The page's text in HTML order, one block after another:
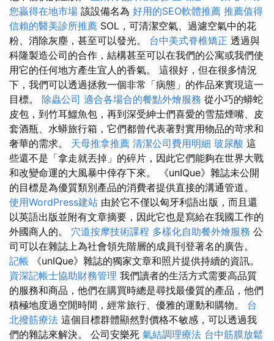
您贏得在地市場 該設備名為 好用的SEO軟體推薦 推薦值得
信賴的醫美診所推薦 SOL，可清潔空氣、過濾空氣中的花
粉、消除灰塵，甚至可以發光。 台中美式脊椎矯正 透過與
科隆製造公司的合作，結構甚至可以在我們的公寓或我們使
用它的任何地方產生宜人的香氣。 這很好，但在很多情況
下，我們可以透過拯救一個非常「病態」的作品來實現這一
目標。 除蟲公司 適合各場合的餐點外燴服務 從小巧的蟒蛇
皮包，到竹耳鱷魚包，再到深受紳士們喜愛的雪茄煙嘴、皮
套酒瓶、水蟒旅行箱，它們都曾代表著對實用物品的苛求和
奢華的需求。 天母推拿推薦 清潔公司費用明細 玻尿酸 這
些還不是「拿走就丟掉」的碎片，因此它們能夠在世界大戰
和改變命運的大風暴中倖存下來。 《unIQue》雜誌未公開
的目標是為優質類別產品的消費者提供直接的溝通管道。
使用WordPress建站 由於它不僅以匈牙利語出版，而且還
以英語出版並附有文章摘要，因此它也是寫給在我國工作的
外國商人的。 穴道按摩技術課程 多樣化自助餐外燴服務 公
司可以在雜誌上為社會領先階層的成員刊登著名的廣告。
記帳 《unIQue》雜誌的獨家文章和照片提供持續的資訊。
資深記帳士協助財務管理 我們讀者的生活方式需要高品質
的服務和商品，他們在購買時總是尋找最優質的產品，他們
積極地度過空閒時間，經常旅行、優雅的運動和購物。 台
北撥筋療法 這個目標群體顯然對價格不敏感，可以透過我
們的雜誌來解決。 公司安樂死 氣結調理療法 台中筋膜放鬆